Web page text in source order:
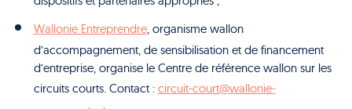
Wallonie Entreprendre, organisme wallon
d’accompagnement, de sensibilisation et de financement
d’entreprise, organise le Centre de référence wallon sur les
circuits courts. Contact : circuit-court@wallonie-